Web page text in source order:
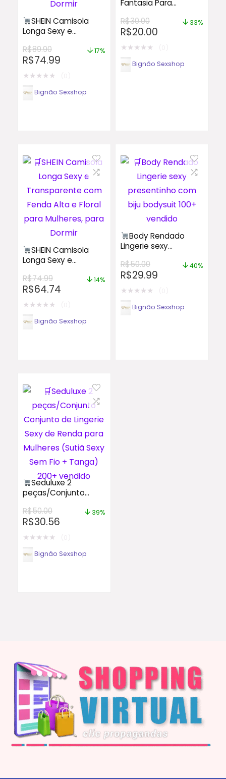
SHEIN Camisola
Longa Sexy e
Fenda Alta e Floral
para Mulheres, para
Dormir
R$89.90
R$74.99
17%
★★★★★
Bignão Sexshop
Fantasia Para
200+ vendido
R$30.00
R$20.00
33%
★★★★★
Bignão Sexshop
SHEIN Camisola
Longa Sexy e
Fenda Alta e Floral
para Mulheres, para
Dormir
R$74.99
R$64.74
14%
★★★★★
Bignão Sexshop
Body Rendado
Lingerie sexy
bodysuit 100+
vendido
R$50.00
R$29.99
40%
★★★★★
Bignão Sexshop
Seduluxe 2
peças/Conjunto
Sexy de Renda para
Mulheres (Sutiã Sexy
Sem Fio + Tanga)
R$50.00
R$30.56
39%
★★★★★
Bignão Sexshop